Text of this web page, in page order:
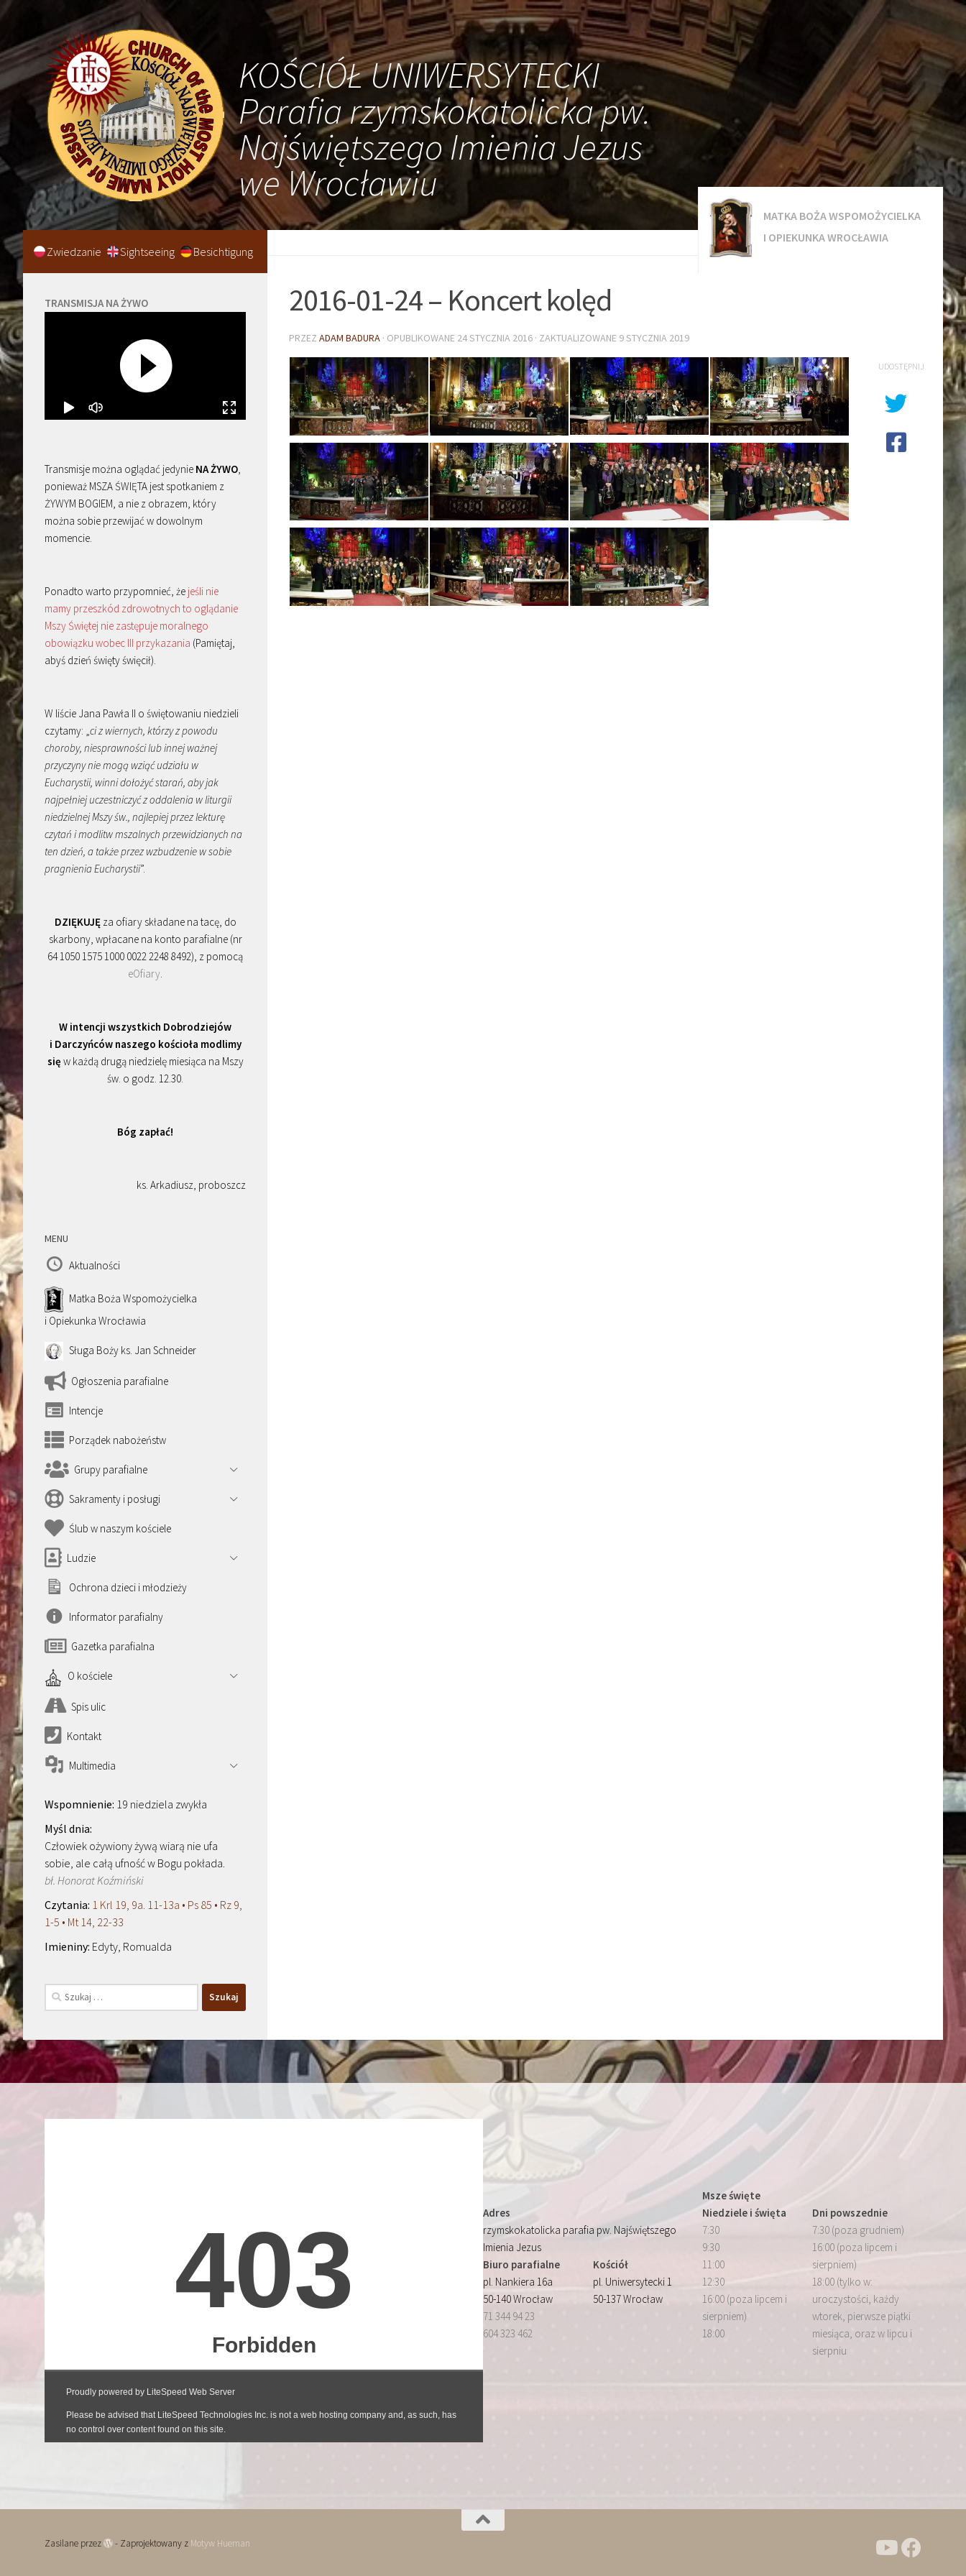
KOŚCIÓŁ UNIWERSYTECKI
Parafia rzymskokatolicka pw.
Najświętszego Imienia Jezus
we Wrocławiu
MATKA BOŻA WSPOMOŻYCIELKA
I OPIEKUNKA WROCŁAWIA
2016-01-24 – Koncert kolęd
PRZEZ ADAM BADURA · OPUBLIKOWANE 24 STYCZNIA 2016 · ZAKTUALIZOWANE 9 STYCZNIA 2019
UDOSTĘPNIJ
Zwiedzanie Sightseeing Besichtigung
TRANSMISJA NA ŻYWO
Transmisje można oglądać jedynie NA ŻYWO,
ponieważ MSZA ŚWIĘTA jest spotkaniem z
ŻYWYM BOGIEM, a nie z obrazem, który
można sobie przewijać w dowolnym
momencie.
Ponadto warto przypomnieć, że jeśli nie
mamy przeszkód zdrowotnych to oglądanie
Mszy Świętej nie zastępuje moralnego
obowiązku wobec III przykazania (Pamiętaj,
abyś dzień święty święcił).
W liście Jana Pawła II o świętowaniu niedzieli
czytamy: „ci z wiernych, którzy z powodu
choroby, niesprawności lub innej ważnej
przyczyny nie mogą wziąć udziału w
Eucharystii, winni dołożyć starań, aby jak
najpełniej uczestniczyć z oddalenia w liturgii
niedzielnej Mszy św., najlepiej przez lekturę
czytań i modlitw mszalnych przewidzianych na
ten dzień, a także przez wzbudzenie w sobie
pragnienia Eucharystii”.
DZIĘKUJĘza ofiary składane na tacę, do
skarbony, wpłacane na konto parafialne (nr
64 1050 1575 1000 0022 2248 8492), z pomocą
eOfiary.
W intencji wszystkich Dobrodziejów
i Darczyńców naszego kościoła modlimy
się w każdą drugą niedzielę miesiąca na Mszy
św. o godz. 12.30.
Bóg zapłać!
ks. Arkadiusz, proboszcz
MENU
Aktualności
Matka Boża Wspomożycielka
i Opiekunka Wrocławia
Sługa Boży ks. Jan Schneider
Ogłoszenia parafialne
Intencje
Porządek nabożeństw
Grupy parafialne
Sakramenty i posługi
Ślub w naszym kościele
Ludzie
Ochrona dzieci i młodzieży
Informator parafialny
Gazetka parafialna
O kościele
Spis ulic
Kontakt
Multimedia
19 niedziela zwykła
Człowiek ożywiony żywą wiarą nie ufa
sobie, ale całą ufność w Bogu pokłada.
bł. Honorat Koźmiński
1 Krl 19, 9a. 11-13a • Ps 85 • Rz 9,
1-5 • Mt 14, 22-33
Edyty, Romualda
Szukaj:
Adres
rzymskokatolicka parafia pw. Najświętszego
Imienia Jezus
Biuro parafialne
pl. Nankiera 16a
50-140 Wrocław
71 344 94 23
604 323 462
Kościół
pl. Uniwersytecki 1
50-137 Wrocław
Msze święte
Niedziele i święta
7:30
9:30
11:00
12:30
16:00 (poza lipcem i
sierpniem)
18:00
Dni powszednie
7:30 (poza grudniem)
16:00 (poza lipcem i
sierpniem)
18:00 (tylko w:
uroczystości, każdy
wtorek, pierwsze piątki
miesiąca, oraz w lipcu i
sierpniu
Zasilane przez - Zaprojektowany z Motyw Hueman